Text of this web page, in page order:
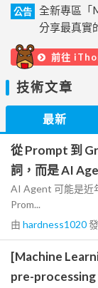
公告
全新專區「
分享最真實
前往
技術文章
最新
從 Prompt 到
詞，而是 AI
AI Agent 可能是近
Prom...
由 hardness1020
[Machine
pre-